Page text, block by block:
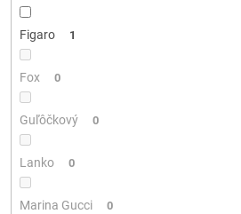
Figaro 1
Fox 0
Guľôčkový 0
Lanko 0
Marina Gucci 0